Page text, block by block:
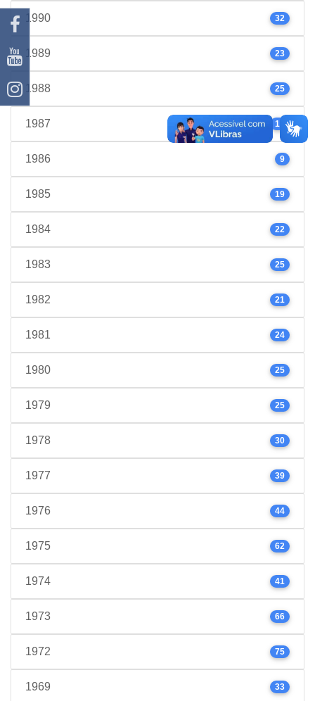
1990 32
1989 23
1988 25
1987 17
1986 9
1985 19
1984 22
1983 25
1982 21
1981 24
1980 25
1979 25
1978 30
1977 39
1976 44
1975 62
1974 41
1973 66
1972 75
1969 33